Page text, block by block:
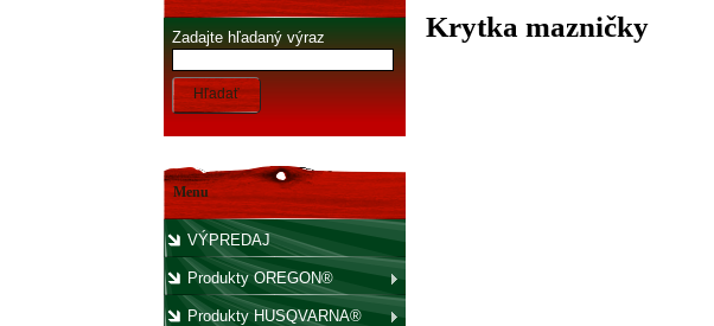
Zadajte hľadaný výraz
Hľadať
Menu
VÝPREDAJ
Produkty OREGON®
Produkty HUSQVARNA®
Krytka mazničky